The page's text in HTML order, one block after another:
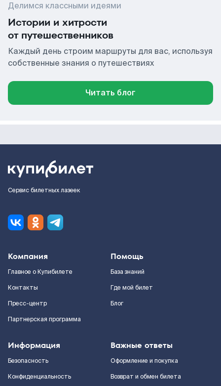
Делимся классными идеями
Истории и хитрости
от путешественников
Каждый день строим маршруты для вас, используя
собственные знания о путешествиях
Читать блог
Сервис билетных лазеек
Компания
Главное о Купибилете
Контакты
Пресс-центр
Партнерская программа
Помощь
База знаний
Где мой билет
Блог
Информация
Безопасность
Конфиденциальность
Важные ответы
Оформление и покупка
Возврат и обмен билета